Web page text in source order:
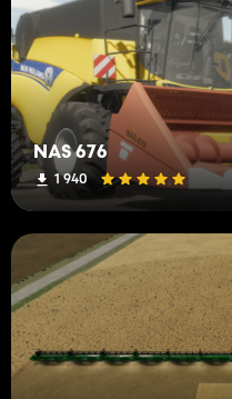
NAS 676
1 940